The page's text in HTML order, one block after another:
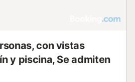
con vistas
y piscina, Se admiten